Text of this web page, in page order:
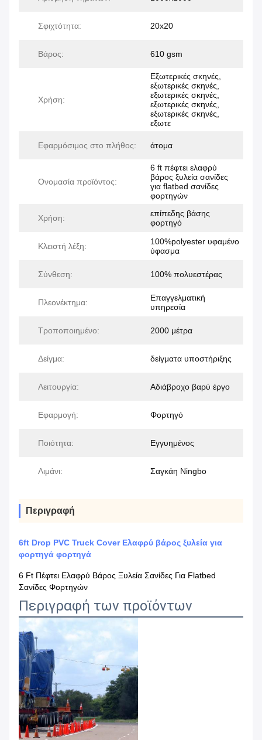
Σφιχτότητα: 20x20
Βάρος: 610 gsm
Χρήση:
Εξωτερικές σκηνές,
εξωτερικές σκηνές,
εξωτερικές σκηνές,
εξωτερικές σκηνές,
εξωτερικές σκηνές,
εξωτε
Εφαρμόσιμος στο πλήθος: άτομα
Ονομασία προϊόντος:
6 ft πέφτει ελαφρύ
βάρος ξυλεία σανίδες
για flatbed σανίδες
φορτηγών
Χρήση:
επίπεδης βάσης
φορτηγό
Κλειστή λέξη:
100%polyester υφαμένο
ύφασμα
Σύνθεση: 100% πολυεστέρας
Πλεονέκτημα:
Επαγγελματική
υπηρεσία
Τροποποιημένο: 2000 μέτρα
Δείγμα: δείγματα υποστήριξης
Λειτουργία: Αδιάβροχο βαρύ έργο
Εφαρμογή: Φορτηγό
Ποιότητα: Εγγυημένος
Λιμάνι: Σαγκάη Ningbo
Περιγραφή
6ft Drop PVC Truck Cover Ελαφρύ βάρος ξυλεία για
φορτηγά φορτηγά
6 Ft Πέφτει Ελαφρύ Βάρος Ξυλεία Σανίδες Για Flatbed
Σανίδες Φορτηγών
Περιγραφή των προϊόντων